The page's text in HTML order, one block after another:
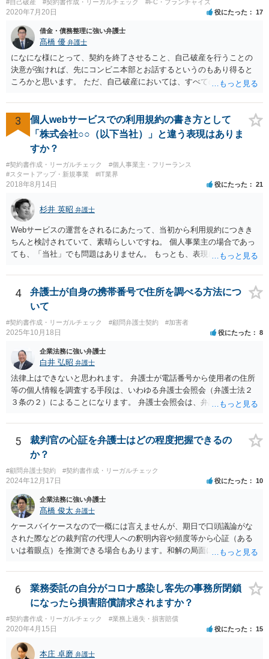
たといえる可能性は考えられます。 一方で，実質的に考えた場合，集
会に供する施設等については，営業自粛を要請されているところ，結
婚式場等の施設についても，解釈によっては集会に供する施設の1つと
して，休止要請の対象と考える余地はあるかと思われます。 こうした
解釈を採った場合，強制力はないまでも，事実上挙式等の実施が困難
となる外部的要因があったとして，顧客の「責めに帰すべき事由」が
あるとまではいえず，結婚式場等からの請求が認められない可能性は
に全額の請求が不可能となっても，これまでに生じた費用や打合せ相
当分の報酬の範囲であれば，中途終了時の委任事務への報酬請求や不
当利得返還請求として，支払いを求められる可能性はあるかと思われ
ます（民法648条3項、703条等）。 【②について】 請求に応じてもら
えない場合，基本的には代理人を介した交渉や，法的手続きを取るこ
とになります。 もっとも，上述したように，全額の請求は，必ずしも
わず，協議によって適切な範囲での支払いに関する合意を目指す方が
良いかと思われます。 【③について】 事実か否かにかかわらず，相手
の社会的評価を損なうような投稿であれば，名誉毀損となり得ます。
こうした場合，プロバイダ等を通じて投稿の削除を求めたり，また
は，発信者自身の情報の開示を受けた上で，発進した当人に対する損
#自己破産 #契約書作成・リーガルチェック #FC・フランチャイズ
2020年7月20日 役にたった 17
借金・債務整理に強い弁護士
髙橋 優 弁護士
になにな様にとって、契約を終了させること、自己破産を行うことの
決意が強ければ、先にコンビニ本部とお話するというのもあり得ると
ころかと思います。 ただ、自己破産においては、すべての債権者を公
扱うことが出来ないという点や財産の移転内容や時期によっては取り
戻す必要が出てくる等一定のリスクもございますので、もし契約を継
続するという選択肢がおありであれば、先に自己破産の相談というの
が適切かと思われます。 契約解約のご意思が固いところであれば、リ
スクを踏まえて進むしかないかと思いますので、本部との話が先であ
っても問題ないかと思います。
3
個人webサービスでの利用規約の書き方として
「株式会社○○（以下当社）」と違う表現はありま
すか？
#契約書作成・リーガルチェック
#個人事業主・フリーランス
#スタートアップ・新規事業
#IT業界
2018年8月14日 役にたった 21
杉井 英昭 弁護士
Webサービスの運営をされるにあたって、当初から利用規約につきき
ちんと検討されていて、素晴らしいですね。 個人事業主の場合であっ
ても、「当社」でも問題はありません。 もっとも、表現に違和感があ
さんが「ABCウェブサービス」の屋号で事業を運営する際には、「当
社」の代わりに「ABCウェブサービス」とか「ABCWS」を使う等で
4
弁護士が自身の携帯番号で住所を調べる方法につ
いて
#契約書作成・リーガルチェック #顧問弁護士契約 #加害者
2025年10月18日 役にたった 8
企業法務に強い弁護士
白井 弘昭 弁護士
法律上はできないと思われます。 弁護士が電話番号から使用者の住所
等の個人情報を調査する手段は、いわゆる弁護士会照会（弁護士法２
３条の２）によることになります。 弁護士会照会は、弁護士が事件を
して質問をしてもらう制度で、弁護士会担当委員が当該質問が適正か
どうか、質問をして回答を得られる可能性があるか、などを吟味した
上で、弁護士会名で質問をする制度です。 ですので、照会先もある程
度安心して個人情報を開示しますし、もちろん、断られる場合もあり
ます。 一般的には、弁護士が依頼を受けて事件を調査する過程で用い
られるものですが、法律上、「弁護士は、受任している事件につい
て、」と定められていますので、個人の事件（受任していない）はこ
の要件に当てはまらないことになります。 以上、ご参考まで。
5
裁判官の心証を弁護士はどの程度把握できるの
か？
#顧問弁護士契約 #契約書作成・リーガルチェック
2024年12月17日 役にたった 10
企業法務に強い弁護士
髙橋 俊太 弁護士
ケースバイケースなので一概には言えませんが、期日で口頭議論がな
された際などの裁判官の代理人への釈明内容や頻度等から心証（ある
いは着眼点）を推測できる場合もあります。和解の局面になり、代理
れることもあります。
6
業務委託の自分がコロナ感染し客先の事務所閉鎖
になったら損害賠償請求されますか？
#契約書作成・リーガルチェック #業務上過失・損害賠償
2020年4月15日 役にたった 15
本庄 卓磨 弁護士